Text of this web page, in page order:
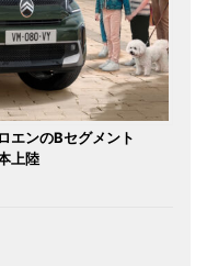
エンのBセグメント
上陸